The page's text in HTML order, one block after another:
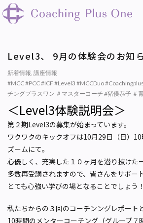
Level3、 9月の体験会のお知
新着情報, 講座情報
#MCC #PCC #ICF #Level3 #MCCDuo
チングプラスワン ＃マスターコーチ #猪俣恭子 ＃
＜Level3体験説明会＞
第２期Level3の募集が始まっています。
ワクワクのキックオフは10月29日（日）
ズームにて。
心優しく、充実した１０ヶ月を潜り抜けた
多数再受講されますので、皆さんをサポー
とても心強い学びの場となることでしょう！
私たちからの３回のコーチンングレポート
10時間のメンターコーチング（グループ７